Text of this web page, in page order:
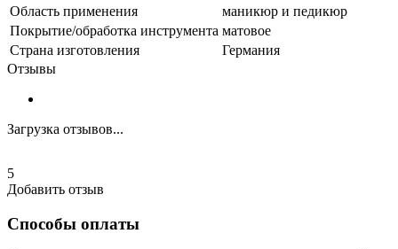
Область применения
маникюр и педикюр
Покрытие/обработка инструмента матовое
Страна изготовления
Германия
Отзывы
Загрузка отзывов...
5
Добавить отзыв
Способы оплаты